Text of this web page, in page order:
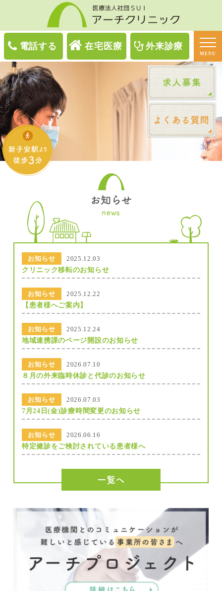
MENU
電話する 在宅医療 外来診療
お知らせ
news
お知らせ
2025.12.03
クリニック移転のお知らせ
お知らせ
2025.12.22
【患者様へご案内】
お知らせ
2025.12.24
地域連携課のページ開設のお知らせ
お知らせ
2026.07.10
８月の外来臨時休診と代診のお知らせ
お知らせ
2026.07.03
7月24日(金)診療時間変更のお知らせ
お知らせ
2026.06.16
特定健診をご検討されている患者様へ
一覧へ